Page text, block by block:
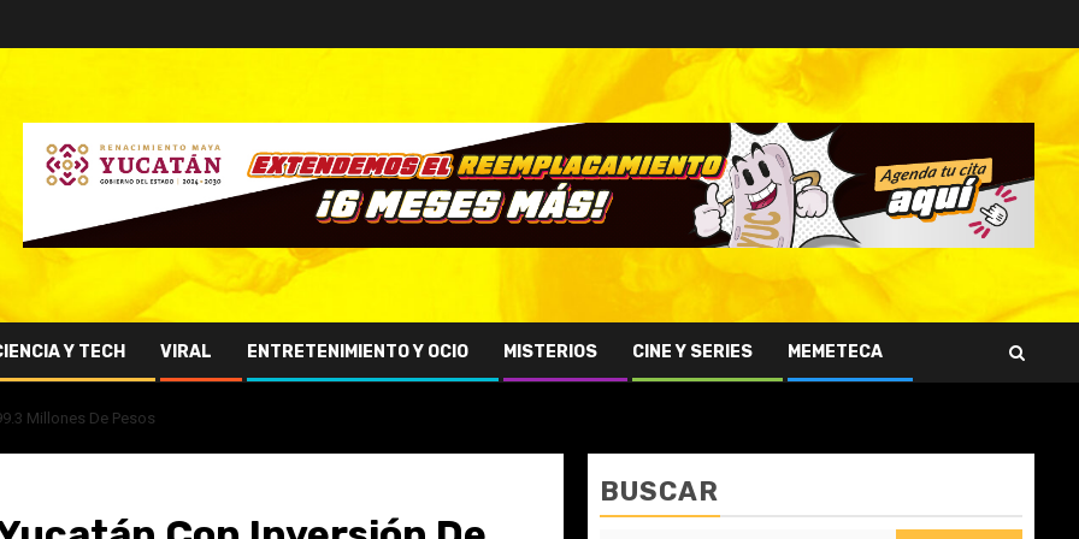
Y TECH VIRAL ENTRETENIMIENTO Y OCIO MISTERIOS CINE Y SERIES MEMETECA
Millones De Pesos
BUSCAR